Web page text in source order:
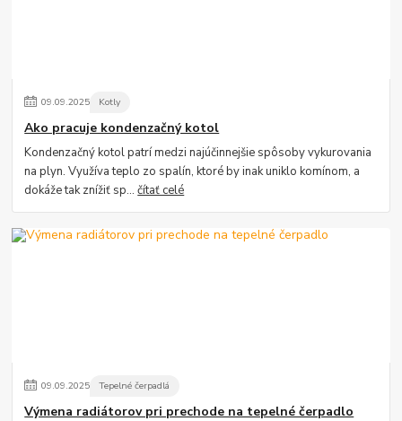
09.09.2025 Kotly
Ako pracuje kondenzačný kotol
Kondenzačný kotol patrí medzi najúčinnejšie spôsoby vykurovania
na plyn. Využíva teplo zo spalín, ktoré by inak uniklo komínom, a
dokáže tak znížiť sp...čítať celé
09.09.2025 Tepelné čerpadlá
Výmena radiátorov pri prechode na tepelné čerpadlo